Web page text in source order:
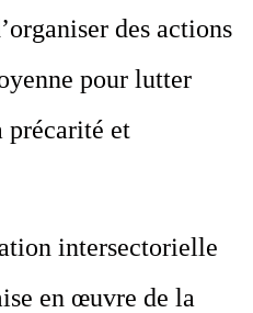
des actions
pour lutter
précarité et
intersectorielle
en œuvre de la